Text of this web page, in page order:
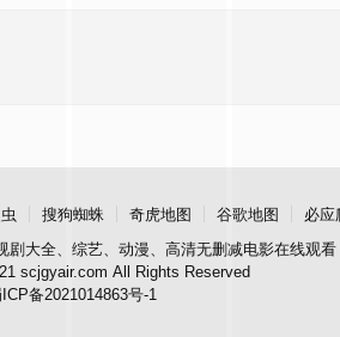
搜狗蜘蛛 奇虎地图 谷歌地图
必应
剧大全、综艺、动漫、高清无删减电影在线观看
scjgyair.com All Rights Reserved
备2021014863号-1